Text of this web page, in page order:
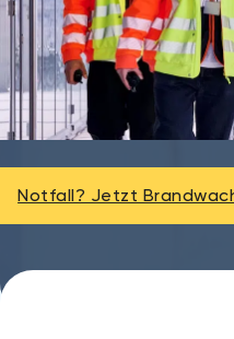
Notfall? Jetzt